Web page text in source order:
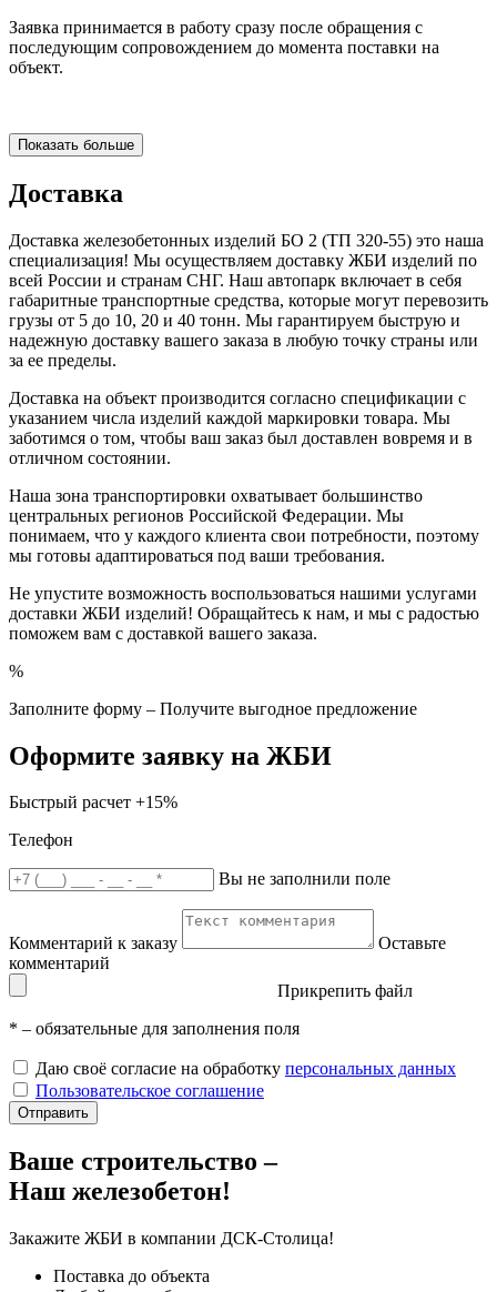
Заявка принимается в работу сразу после обращения с
последующим сопровождением до момента поставки на
объект.
Показать больше
Доставка
Доставка железобетонных изделий БО 2 (ТП 320-55) это наша
специализация! Мы осуществляем доставку ЖБИ изделий по
всей России и странам СНГ. Наш автопарк включает в себя
габаритные транспортные средства, которые могут перевозить
грузы от 5 до 10, 20 и 40 тонн. Мы гарантируем быструю и
надежную доставку вашего заказа в любую точку страны или
за ее пределы.
Доставка на объект производится согласно спецификации с
указанием числа изделий каждой маркировки товара. Мы
заботимся о том, чтобы ваш заказ был доставлен вовремя и в
отличном состоянии.
Наша зона транспортировки охватывает большинство
центральных регионов Российской Федерации. Мы
понимаем, что у каждого клиента свои потребности, поэтому
мы готовы адаптироваться под ваши требования.
Не упустите возможность воспользоваться нашими услугами
доставки ЖБИ изделий! Обращайтесь к нам, и мы с радостью
поможем вам с доставкой вашего заказа.
%
Заполните форму – Получите выгодное предложение
Оформите заявку на ЖБИ
Быстрый расчет +15%
Телефон
Вы не заполнили поле
Комментарий к заказу
Оставьте
комментарий
Прикрепить файл
* – обязательные для заполнения поля
Даю своё согласие на обработку персональных данных
Пользовательское соглашение
Отправить
Ваше строительство –
Наш железобетон!
Закажите ЖБИ в компании ДСК-Столица!
Поставка до объекта